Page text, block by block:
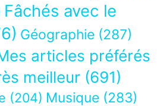
Fâchés avec le
Géographie (287)
articles préférés
meilleur (691)
(204) Musique (283)